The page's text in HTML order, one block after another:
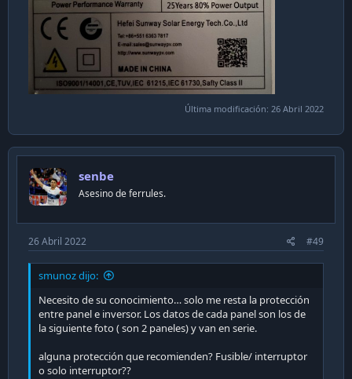
Última modificación: 26 Abril 2022
senbe
Asesino de ferrules.
26 Abril 2022 #49
smunoz dijo:
Necesito de su conocimiento… solo me resta la protección
entre panel e inversor. Los datos de cada panel son los de
la siguiente foto ( son 2 paneles) y van en serie.
alguna protección que recomienden? Fusible/ interruptor
o solo interruptor??